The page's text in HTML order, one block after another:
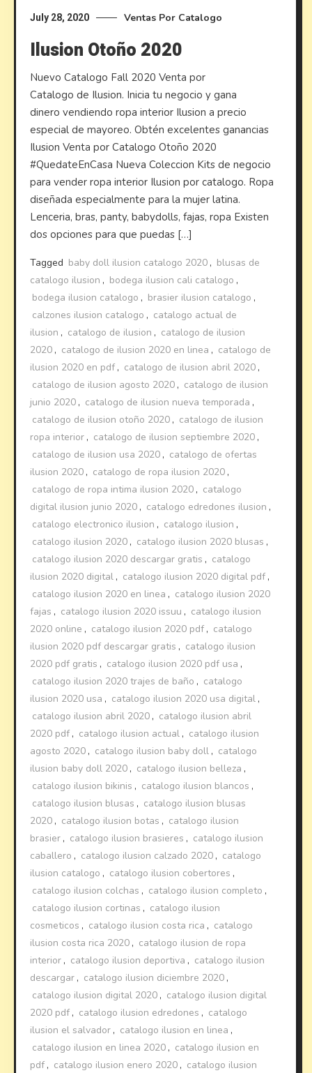
July 28, 2020 Ventas Por Catalogo
Ilusion Otoño 2020
Nuevo Catalogo Fall 2020 Venta por
Catalogo de Ilusion. Inicia tu negocio y gana
dinero vendiendo ropa interior Ilusion a precio
especial de mayoreo. Obtén excelentes ganancias
Ilusion Venta por Catalogo Otoño 2020
#QuedateEnCasa Nueva Coleccion Kits de negocio
para vender ropa interior Ilusion por catalogo. Ropa
diseñada especialmente para la mujer latina.
Lenceria, bras, panty, babydolls, fajas, ropa Existen
dos opciones para que puedas […]
Tagged baby doll ilusion catalogo 2020 , blusas de
catalogo ilusion , bodega ilusion cali catalogo ,
bodega ilusion catalogo , brasier ilusion catalogo ,
calzones ilusion catalogo , catalogo actual de
ilusion , catalogo de ilusion , catalogo de ilusion
2020 , catalogo de ilusion 2020 en linea , catalogo de
ilusion 2020 en pdf , catalogo de ilusion abril 2020 ,
catalogo de ilusion agosto 2020 , catalogo de ilusion
junio 2020 , catalogo de ilusion nueva temporada ,
catalogo de ilusion otoño 2020 , catalogo de ilusion
ropa interior , catalogo de ilusion septiembre 2020 ,
catalogo de ilusion usa 2020 , catalogo de ofertas
ilusion 2020 , catalogo de ropa ilusion 2020 ,
catalogo de ropa intima ilusion 2020 , catalogo
digital ilusion junio 2020 , catalogo edredones ilusion ,
catalogo electronico ilusion , catalogo ilusion ,
catalogo ilusion 2020 , catalogo ilusion 2020 blusas ,
catalogo ilusion 2020 descargar gratis , catalogo
ilusion 2020 digital , catalogo ilusion 2020 digital pdf ,
catalogo ilusion 2020 en linea , catalogo ilusion 2020
fajas , catalogo ilusion 2020 issuu , catalogo ilusion
2020 online , catalogo ilusion 2020 pdf , catalogo
ilusion 2020 pdf descargar gratis , catalogo ilusion
2020 pdf gratis , catalogo ilusion 2020 pdf usa ,
catalogo ilusion 2020 trajes de baño , catalogo
ilusion 2020 usa , catalogo ilusion 2020 usa digital ,
catalogo ilusion abril 2020 , catalogo ilusion abril
2020 pdf , catalogo ilusion actual , catalogo ilusion
agosto 2020 , catalogo ilusion baby doll , catalogo
ilusion baby doll 2020 , catalogo ilusion belleza ,
catalogo ilusion bikinis , catalogo ilusion blancos ,
catalogo ilusion blusas , catalogo ilusion blusas
2020 , catalogo ilusion botas , catalogo ilusion
brasier , catalogo ilusion brasieres , catalogo ilusion
caballero , catalogo ilusion calzado 2020 , catalogo
ilusion catalogo , catalogo ilusion cobertores ,
catalogo ilusion colchas , catalogo ilusion completo ,
catalogo ilusion cortinas , catalogo ilusion
cosmeticos , catalogo ilusion costa rica , catalogo
ilusion costa rica 2020 , catalogo ilusion de ropa
interior , catalogo ilusion deportiva , catalogo ilusion
descargar , catalogo ilusion diciembre 2020 ,
catalogo ilusion digital 2020 , catalogo ilusion digital
2020 pdf , catalogo ilusion edredones , catalogo
ilusion el salvador , catalogo ilusion en linea ,
catalogo ilusion en linea 2020 , catalogo ilusion en
pdf , catalogo ilusion enero 2020 , catalogo ilusion